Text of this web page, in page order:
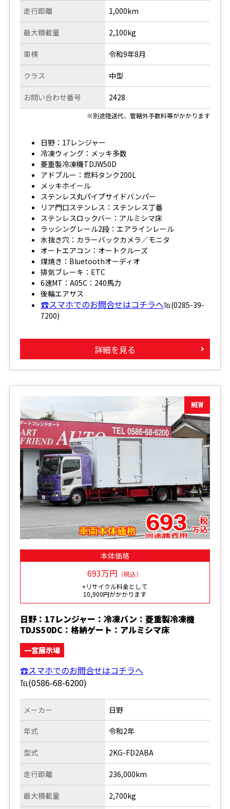
走行距離 1,000km
最大積載量
車検
クラス
お問い合わせ番号
2,100kg
令和9年8月
中型
2428
※別途陸送代、管轄外手数料等がかかります
日野：17レンジャー
冷凍ウィング：メッキ多数
菱重製冷凍機TDJW50D
アドブルー：燃料タンク200L
メッキホイール
ステンレス丸パイプサイドバンパー
リア門口ステンレス：ステンレス丁番
ステンレスロックバー：アルミシマ床
ラッシングレール2段：エアラインレール
水抜き穴：カラーバックカメラ／モニタ
オートエアコン：オートクルーズ
煤焼き：Bluetoothオーディオ
排気ブレーキ：ETC
6速MT：A05C：240馬力
後輪エアサス
☎スマホでのお問合せはコチラへ℡(0285-39-
7200)
詳細を見る
本体価格
693万円 （税込）
+リサイクル料金として
10,900円がかかります
日野：17レンジャー：冷凍バン：菱重製冷凍機
TDJS50DC：格納ゲート：アルミシマ床
一宮展示場
☎スマホでのお問合せはコチラへ
℡(0586-68-6200)
メーカー
年式
型式
走行距離
日野
令和2年
2KG-FD2ABA
236,000km
最大積載量 2,700kg